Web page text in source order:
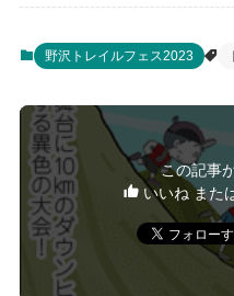
野沢トレイルフェス2023
この記事
いいね また